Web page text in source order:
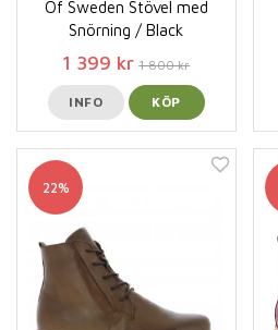
Of Sweden Stövel med
Snörning / Black
1 399 kr 1 800 kr
INFO KÖP
22%